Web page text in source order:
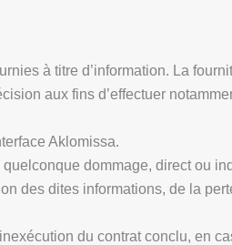
à titre d’information. La
aux fins d’effectuer
Aklomissa.
dommage, direct ou
des dites informations, de la
du contrat conclu, en